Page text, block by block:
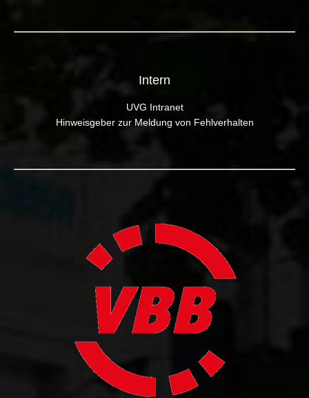
Intern
UVG Intranet
Hinweisgeber zur Meldung von Fehlverhalten